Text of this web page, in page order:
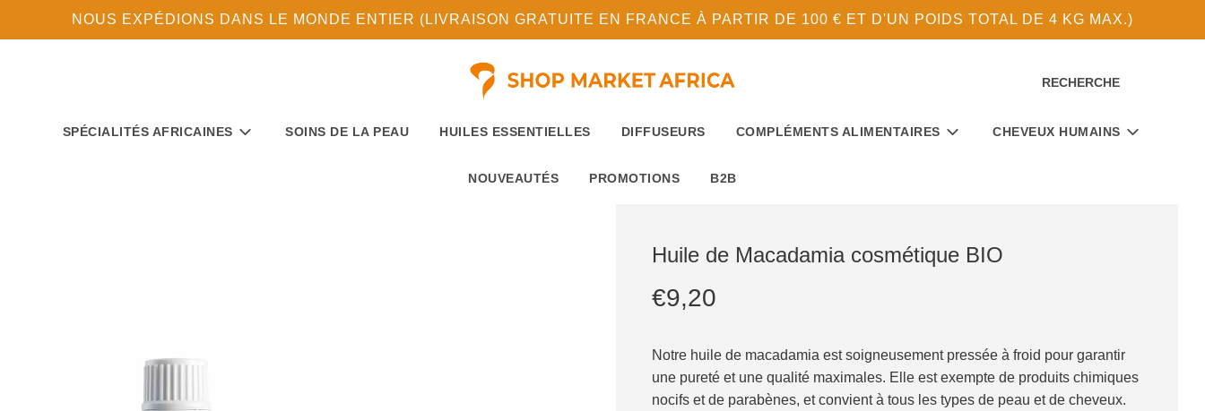
NOUS EXPÉDIONS DANS LE MONDE ENTIER (LIVRAISON GRATUITE EN FRANCE À PARTIR DE 100 € ET D'UN POIDS TOTAL DE 4 KG MAX.)
RECHERCHE
SPÉCIALITÉS AFRICAINES SOINS DE LA PEAU HUILES ESSENTIELLES DIFFUSEURS COMPLÉMENTS ALIMENTAIRES CHEVEUX HUMAINS
NOUVEAUTÉS PROMOTIONS B2B
Huile de Macadamia cosmétique BIO
Prix
réduit
Prix
régulier
€9,20
Notre huile de macadamia est soigneusement pressée à froid pour garantir
une pureté et une qualité maximales. Elle est exempte de produits chimiques
nocifs et de parabènes, et convient à tous les types de peau et de cheveux.